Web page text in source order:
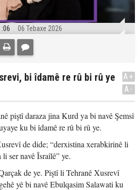
06 Tebaxe 2026
bi îdamê re rû bi rû ye
A+
A-
piştî daraza jina Kurd ya bi navê Şemsî
ku bi îdamê re rû bi rû ye.
de dide; “derxistina xerabkirinê li
li ser navê Îsraîlê” ye.
de ye. Piştî li Tehranê Xusrevî
yê bi navê Ebulqasim Salawati ku